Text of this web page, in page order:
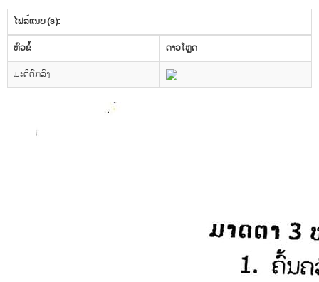
v
i
g
a
i
ໄຟລ໌ແນບ (s):
​ຫົວ​ຂໍ້
ດາວ​ໂຫຼດ
ມະຕິຕົກລົງ